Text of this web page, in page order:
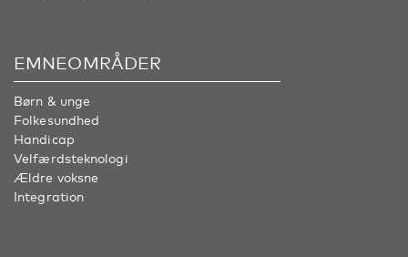
EMNEOMRÅDER
Børn & unge
Folkesundhed
Handicap
Velfærdsteknologi
Ældre voksne
Integration